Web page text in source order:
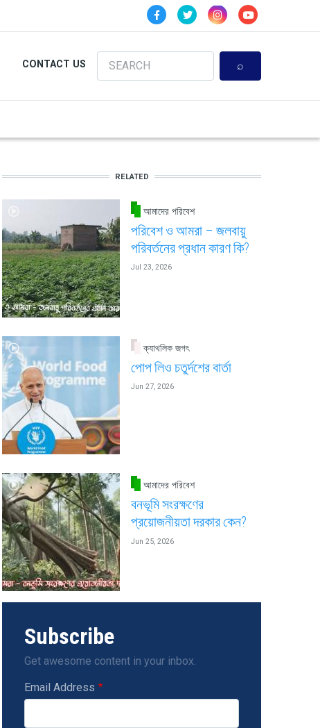
CONTACT US Search
RELATED
আমাদের পরিবেশ
পরিবেশ ও আমরা – জলবায়ু
পরিবর্তনের প্রধান কারণ কি?
Jul 23, 2026
ক্যাথলিক জগৎ
পোপ লিও চতুর্দশের বার্তা
Jun 27, 2026
আমাদের পরিবেশ
বনভূমি সংরক্ষণের
প্রয়োজনীয়তা দরকার কেন?
Jun 25, 2026
Subscribe
Get awesome content in your inbox.
Email Address